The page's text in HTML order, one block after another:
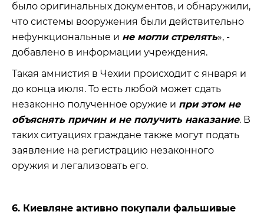
было оригинальных документов, и обнаружили,
что системы вооружения были действительно
нефункциональные и не могли стрелять», -
добавлено в информации учреждения.
Такая амнистия в Чехии происходит с января и
до конца июля. То есть любой может сдать
незаконно полученное оружие и при этом не
объяснять причин и не получить наказание. В
таких ситуациях граждане также могут подать
заявление на регистрацию незаконного
оружия и легализовать его.
6. Киевляне активно покупали фальшивые